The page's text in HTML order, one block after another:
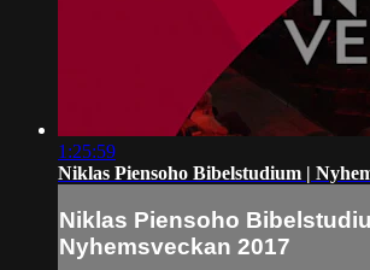
1:25:59
Niklas Piensoho Bibelstudium |
Niklas Piensoho
Nyhemsveckan 2017